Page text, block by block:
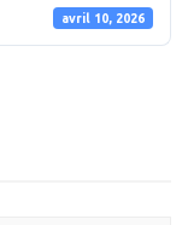
avril 10, 2026